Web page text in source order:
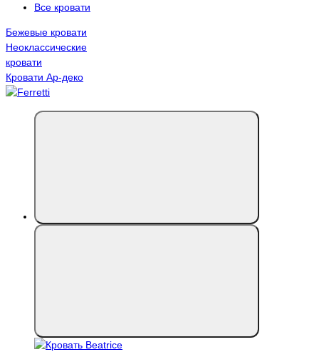
Все кровати
Бежевые кровати
Неоклассические
кровати
Кровати Ар-деко